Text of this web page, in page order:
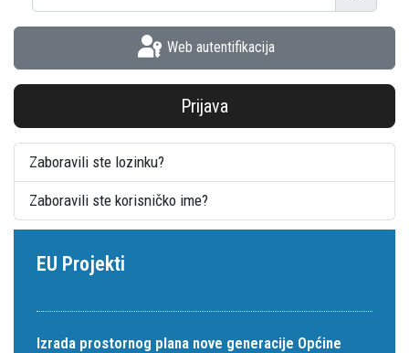
Prikaži
Web autentifikacija
Prijava
Zaboravili ste lozinku?
Zaboravili ste korisničko ime?
EU Projekti
Izrada prostornog plana nove generacije Općine